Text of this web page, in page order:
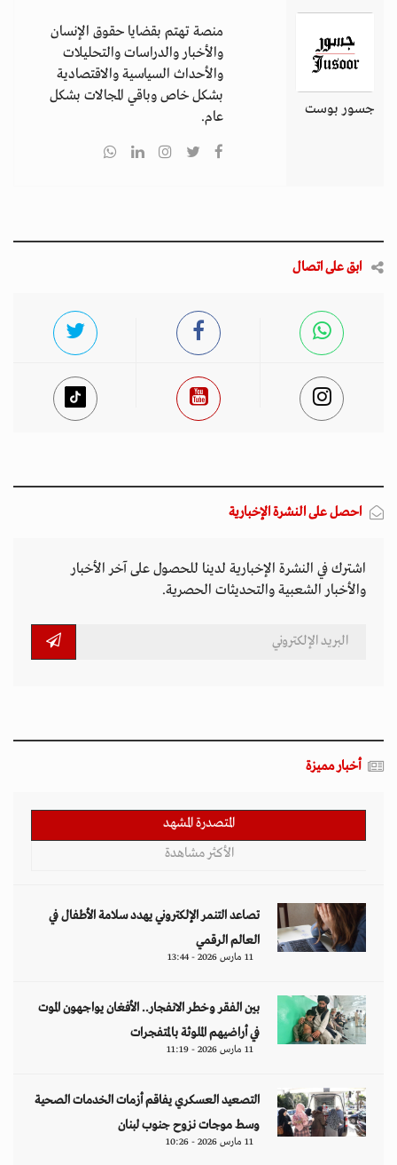
جسور بوست
منصة تهتم بقضايا حقوق الإنسان
والأخبار والدراسات والتحليلات
والأحداث السياسية والاقتصادية
بشكل خاص وباقي المجالات بشكل
عام.
ابق على اتصال
احصل على النشرة الإخبارية
اشترك في النشرة الإخبارية لدينا للحصول على آخر الأخبار
والأخبار الشعبية والتحديثات الحصرية.
أخبار مميزة
المتصدرة المشهد
الأكثر مشاهدة
تصاعد التنمر الإلكتروني يهدد سلامة الأطفال في
العالم الرقمي
11 مارس 2026 - 13:44
بين الفقر وخطر الانفجار.. الأفغان يواجهون الموت
في أراضيهم الملوثة بالمتفجرات
11 مارس 2026 - 11:19
التصعيد العسكري يفاقم أزمات الخدمات الصحية
وسط موجات نزوح جنوب لبنان
11 مارس 2026 - 10:26